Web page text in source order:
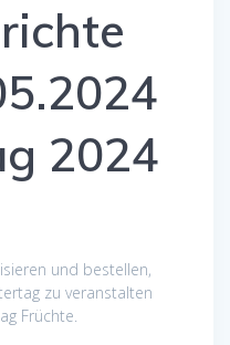
2024
und bestellen,
zu veranstalten
Früchte.